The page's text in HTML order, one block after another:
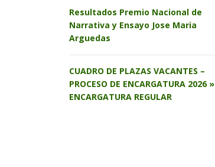
Resultados Premio Nacional de
Narrativa y Ensayo Jose Maria
Arguedas
CUADRO DE PLAZAS VACANTES –
PROCESO DE ENCARGATURA 2026 »
ENCARGATURA REGULAR